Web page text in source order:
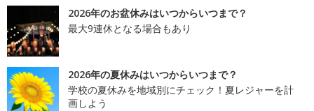
2026年のお盆休みはいつからいつまで？
最大9連休となる場合もあり
2026年の夏休みはいつからいつまで？
学校の夏休みを地域別にチェック！夏レジャーを計
画しよう